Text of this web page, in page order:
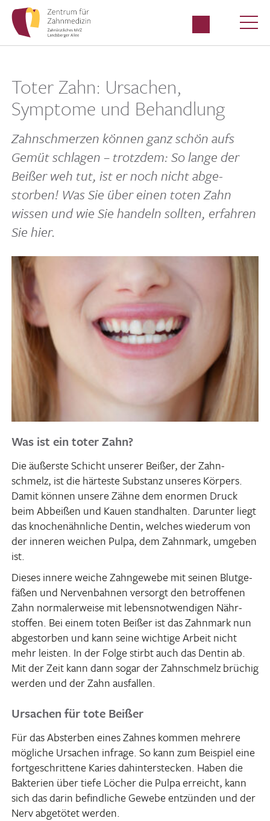
Toter Zahn: Ursachen,
Symptome und Behandlung
Zahn­schmerzen können ganz schön aufs
Gemüt schlagen – trotzdem: So lange der
Beißer weh tut, ist er noch nicht abge­
storben! Was Sie über einen toten Zahn
wissen und wie Sie handeln sollten, erfahren
Sie hier.
Was ist ein toter Zahn?
Die äußerste Schicht unserer Beißer, der Zahn­
schmelz, ist die härteste Substanz unseres Körpers.
Damit können unsere Zähne dem enormen Druck
beim Abbeißen und Kauen stand­halten. Darunter liegt
das knochen­ähn­liche Dentin, welches wiederum von
der inneren weichen Pulpa, dem Zahn­mark, umgeben
ist.
Dieses innere weiche Zahn­ge­webe mit seinen Blut­ge­
fäßen und Nerven­bahnen versorgt den betrof­fenen
Zahn norma­ler­weise mit lebens­not­wen­digen Nähr­
stoffen. Bei einem toten Beißer ist das Zahn­mark nun
abge­storben und kann seine wich­tige Arbeit nicht
mehr leisten. In der Folge stirbt auch das Dentin ab.
Mit der Zeit kann dann sogar der Zahn­schmelz brüchig
werden und der Zahn ausfallen.
Ursachen für tote Beißer
Für das Absterben eines Zahnes kommen mehrere
mögliche Ursa­chen infrage. So kann zum Beispiel eine
fort­ge­schrit­tene Karies dahin­ter­ste­cken. Haben die
Bakte­rien über tiefe Löcher die Pulpa erreicht, kann
sich das darin befind­liche Gewebe entzünden und der
Nerv abge­tötet werden.